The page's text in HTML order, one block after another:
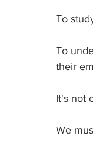
To
To
their
It's not
We